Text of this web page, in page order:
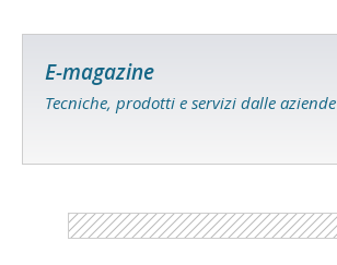
E-magazine
Tecniche, prodotti e servizi dalle aziende